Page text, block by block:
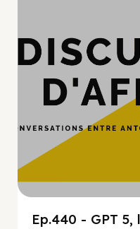
Ep.440 - GPT 5,